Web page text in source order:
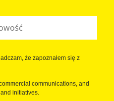
że zapoznałem się z
communications, and
initiatives.